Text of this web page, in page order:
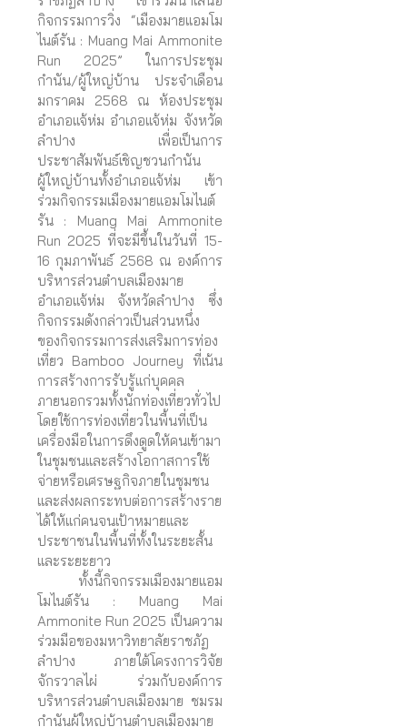
กิจกรรมการวิ่ง “เมืองมายแอมโม
ไนต์รัน : Muang Mai Ammonite
Run 2025” ในการประชุม
กำนัน/ผู้ใหญ่บ้าน ประจำเดือน
มกราคม 2568 ณ ห้องประชุม
อำเภอแจ้ห่ม อำเภอแจ้ห่ม จังหวัด
ลำปาง เพื่อเป็นการ
ประชาสัมพันธ์เชิญชวนกำนัน
ผู้ใหญ่บ้านทั้งอำเภอแจ้ห่ม เข้า
ร่วมกิจกรรมเมืองมายแอมโมไนต์
รัน : Muang Mai Ammonite
Run 2025 ที่จะมีขึ้นในวันที่ 15-
16 กุมภาพันธ์ 2568 ณ องค์การ
บริหารส่วนตำบลเมืองมาย
อำเภอแจ้ห่ม จังหวัดลำปาง ซึ่ง
กิจกรรมดังกล่าวเป็นส่วนหนึ่ง
ของกิจกรรมการส่งเสริมการท่อง
เที่ยว Bamboo Journey ที่เน้น
การสร้างการรับรู้แก่บุคคล
ภายนอกรวมทั้งนักท่องเที่ยวทั่วไป
โดยใช้การท่องเที่ยวในพื้นที่เป็น
เครื่องมือในการดึงดูดให้คนเข้ามา
ในชุมชนและสร้างโอกาสการใช้
จ่ายหรือเศรษฐกิจภายในชุมชน
และส่งผลกระทบต่อการสร้างราย
ได้ให้แก่คนจนเป้าหมายและ
ประชาชนในพื้นที่ทั้งในระยะสั้น
และระยะยาว
ทั้งนี้กิจกรรมเมืองมายแอม
โมไนต์รัน : Muang Mai
Ammonite Run 2025 เป็นความ
ร่วมมือของมหาวิทยาลัยราชภัฏ
ลำปาง ภายใต้โครงการวิจัย
จักรวาลไผ่ ร่วมกับองค์การ
บริหารส่วนตำบลเมืองมาย ชมรม
กำนันผู้ใหญ่บ้านตำบลเมืองมาย